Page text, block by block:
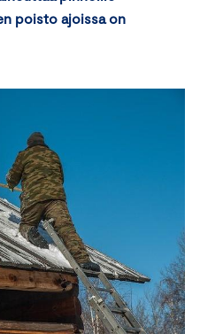
poisto ajoissa on